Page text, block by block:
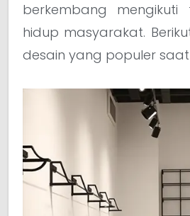
berkembang
hidup masyarakat.
desain yang populer saat